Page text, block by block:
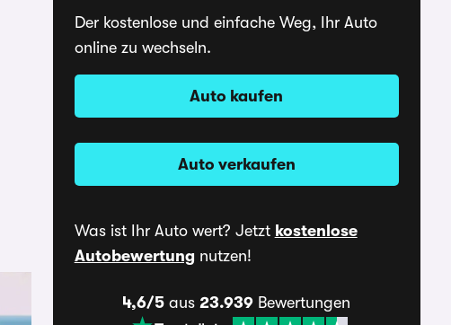
Der kostenlose und einfache Weg, Ihr Auto
online zu wechseln.
Auto kaufen
Auto verkaufen
Was ist Ihr Auto wert? Jetzt kostenlose
Autobewertung nutzen!
4,6/5 aus23.939 Bewertungen